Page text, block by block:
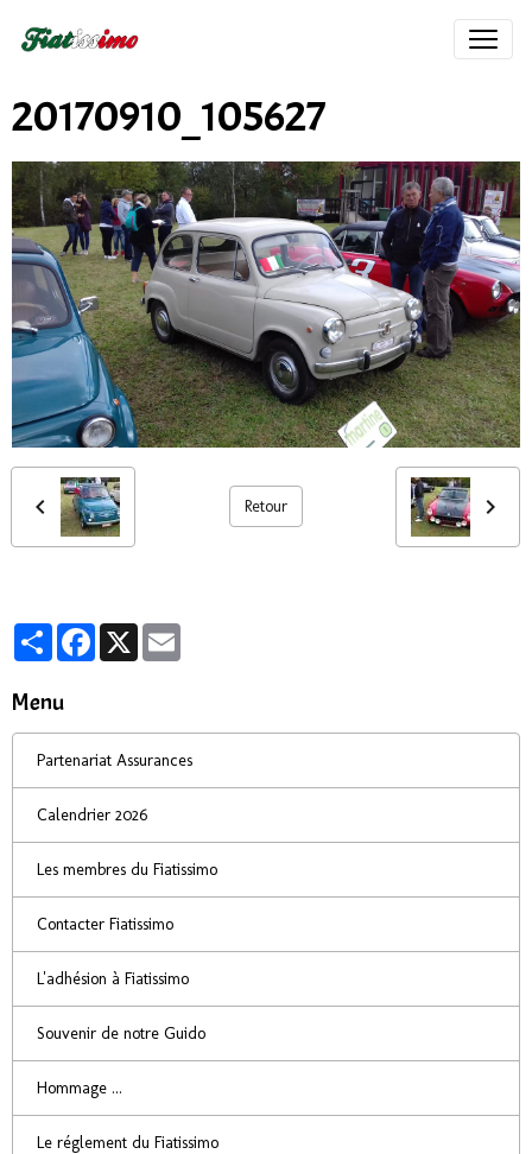
20170910_105627
Retour
PartagerFacebook
X
Menu
Partenariat Assurances
Calendrier 2026
Les membres du Fiatissimo
Contacter Fiatissimo
L'adhésion à Fiatissimo
Souvenir de notre Guido
Hommage ...
Le réglement du Fiatissimo